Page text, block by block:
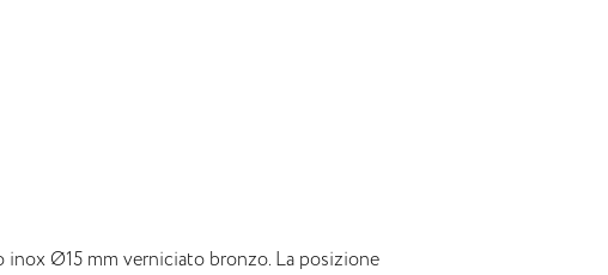
Ø15 mm verniciato bronzo. La posizione